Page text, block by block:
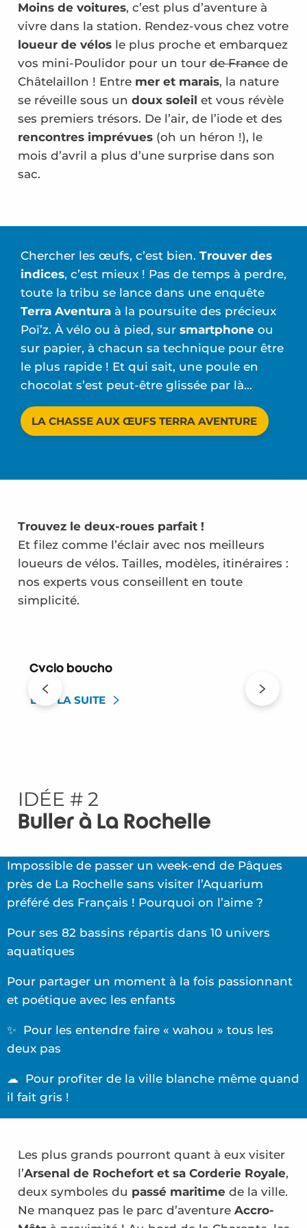
Moins de voitures, c’est plus d’aventure à
vivre dans la station. Rendez-vous chez votre
loueur de vélosle plus proche et embarquez
vos mini-Poulidor pour un tourde Francede
Châtelaillon ! Entre mer et marais, la nature
se réveille sous un doux soleil et vous révèle
ses premiers trésors. De l’air, de l’iode et des
rencontres imprévues(oh un héron !), le
mois d’avril a plus d’une surprise dans son
sac.
Chercher les œufs, c’est bien. Trouver des
indices, c’est mieux ! Pas de temps à perdre,
toute la tribu se lance dans une enquête
Terra Aventura à la poursuite des précieux
Poï’z. À vélo ou à pied, sur smartphone ou
sur papier, à chacun sa technique pour être
le plus rapide ! Et qui sait, une poule en
chocolat s’est peut-être glissée par là…
LA CHASSE AUX ŒUFS TERRA AVENTURE
Trouvez le deux-roues parfait !
Et filez comme l’éclair avec nos meilleurs
loueurs de vélos. Tailles, modèles, itinéraires :
nos experts vous conseillent en toute
simplicité.
Cyclo boucho
LIRE LA SUITE
IDÉE # 2
Buller à La Rochelle
Impossible de passer un week-end de Pâques
près de La Rochelle sans visiter l’Aquarium
préféré des Français ! Pourquoi on l’aime ?
Pour ses 82 bassins répartis dans 10 univers
aquatiques
Pour partager un moment à la fois passionnant
et poétique avec les enfants
✨ Pour les entendre faire « wahou » tous les
deux pas
☁ Pour profiter de la ville blanche même quand
il fait gris !
Les plus grands pourront quant à eux visiter
l’Arsenal de Rochefort et sa Corderie Royale,
deux symboles du passé maritimede la ville.
Ne manquez pas le parc d’aventure Accro-